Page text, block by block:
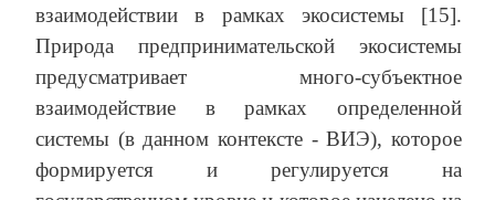
взаимодействии в рамках экосистемы [15].
Природа предпринимательской экосистемы
предусматривает много-субъектное
взаимодействие в рамках определенной
системы (в данном контексте - ВИЭ), которое
формируется и регулируется на